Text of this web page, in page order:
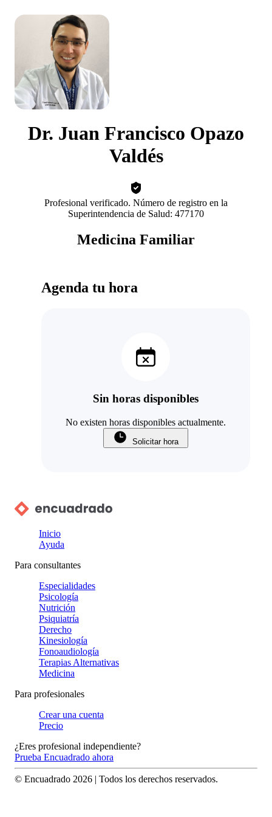
Dr. Juan Francisco Opazo
Valdés
Profesional verificado. Número de registro en la
Superintendencia de Salud: 477170
Medicina Familiar
Agenda tu hora
Sin horas disponibles
No existen horas disponibles actualmente.
Solicitar hora
Inicio
Ayuda
Para consultantes
Especialidades
Psicología
Nutrición
Psiquiatría
Derecho
Kinesiología
Fonoaudiología
Terapias Alternativas
Medicina
Para profesionales
Crear una cuenta
Precio
¿Eres profesional independiente?
Prueba Encuadrado ahora
© Encuadrado 2026 | Todos los derechos reservados.